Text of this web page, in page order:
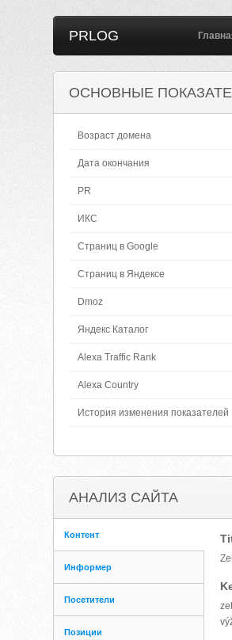
PRLOG
ОСНОВНЫЕ
Возраст домена
Дата окончания
PR
ИКС
Страниц в Google
Страниц в Яндексе
Dmoz
Яндекс Каталог
Alexa Traffic Rank
Alexa Country
История изменения показателей
АНАЛИЗ САЙТА
Контент
Информер
Посетители
Позиции